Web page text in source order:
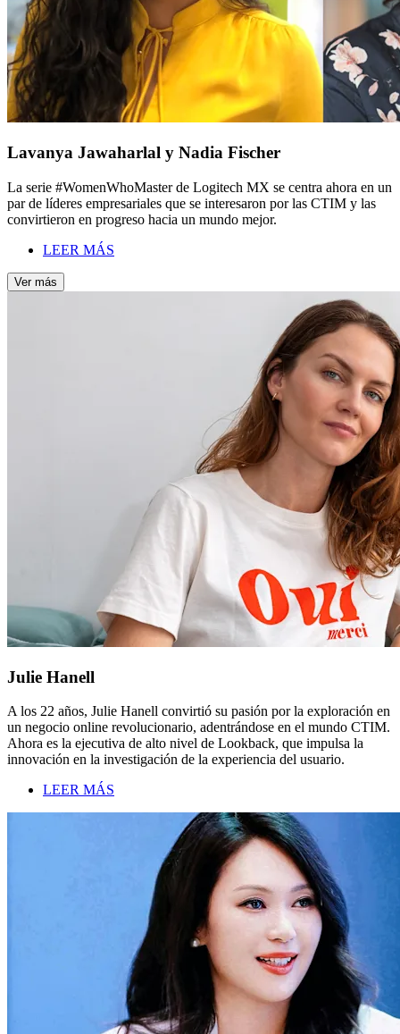
Lavanya Jawaharlal y Nadia Fischer
La serie #WomenWhoMaster de Logitech MX se centra ahora en un
par de líderes empresariales que se interesaron por las CTIM y las
convirtieron en progreso hacia un mundo mejor.
LEER MÁS
Ver más
Julie Hanell
A los 22 años, Julie Hanell convirtió su pasión por la exploración en
un negocio online revolucionario, adentrándose en el mundo CTIM.
Ahora es la ejecutiva de alto nivel de Lookback, que impulsa la
innovación en la investigación de la experiencia del usuario.
LEER MÁS